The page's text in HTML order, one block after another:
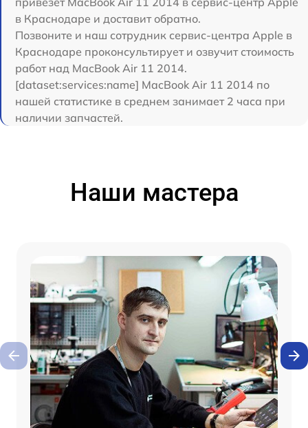
в Краснодаре и доставит обратно.
Позвоните и наш сотрудник сервис-центра Apple в
Краснодаре проконсультирует и озвучит стоимость
работ над MacBook Air 11 2014.
[dataset:services:name] MacBook Air 11 2014 по
нашей статистике в среднем занимает 2 часа при
наличии запчастей.
Наши мастера